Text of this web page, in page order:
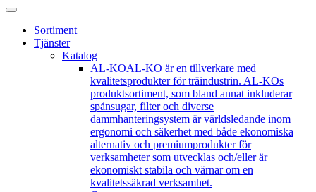
Sortiment
Tjänster
Katalog
AL-KOAL-KO är en tillverkare med
kvalitetsprodukter för träindustrin. AL-KOs
produktsortiment, som bland annat inkluderar
spånsugar, filter och diverse
dammhanteringsystem är världsledande inom
ergonomi och säkerhet med både ekonomiska
alternativ och premiumprodukter för
verksamheter som utvecklas och/eller är
ekonomiskt stabila och värnar om en
kvalitetssäkrad verksamhet.